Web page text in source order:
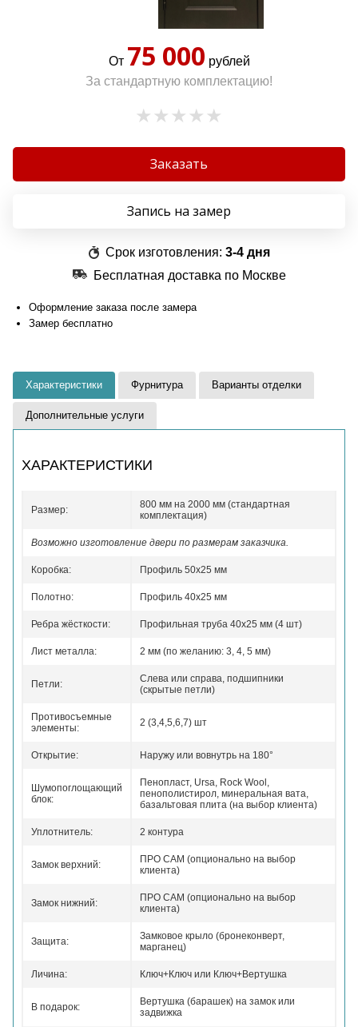
От 75 000 рублей
За стандартную комплектацию!
Заказать
Запись на замер
Срок изготовления: 3-4 дня
Бесплатная доставка по Москве
Оформление заказа после замера
Замер бесплатно
Характеристики Фурнитура Варианты отделки
Дополнительные услуги
ХАРАКТЕРИСТИКИ
Размер:
800 мм на 2000 мм (стандартная
комплектация)
Возможно изготовление двери по размерам заказчика.
Коробка: Профиль 50x25 мм
Полотно: Профиль 40x25 мм
Ребра жёсткости: Профильная труба 40х25 мм (4 шт)
Лист металла: 2 мм (по желанию: 3, 4, 5 мм)
Петли:
Слева или справа, подшипники
(скрытые петли)
Противосъемные
элементы:
2 (3,4,5,6,7) шт
Открытие: Наружу или вовнутрь на 180°
Шумопоглощающий
блок:
Пенопласт, Ursa, Rock Wool,
пенополистирол, минеральная вата,
базальтовая плита (на выбор клиента)
Уплотнитель: 2 контура
Замок верхний:
ПРО САМ (опционально на выбор
клиента)
Замок нижний:
ПРО САМ (опционально на выбор
клиента)
Защита:
Замковое крыло (бронеконверт,
марганец)
Личина: Ключ+Ключ или Ключ+Вертушка
В подарок:
Вертушка (барашек) на замок или
задвижка